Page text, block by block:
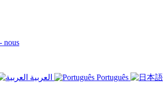
nous
Português